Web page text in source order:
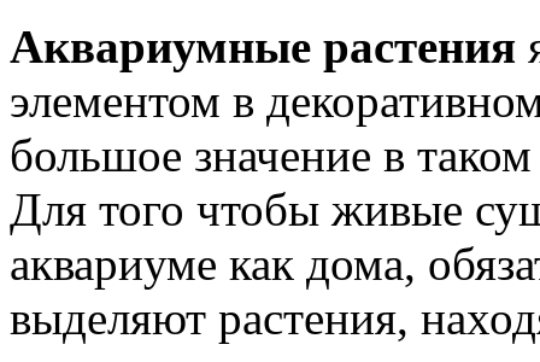
Аквариумные растения
элементом в
большое значение в
Для того чтобы живые
аквариуме как дома,
выделяют растения,